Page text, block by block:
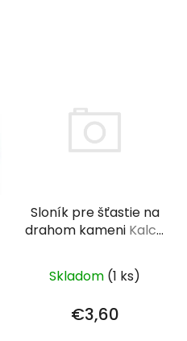
Sloník pre šťastie na
drahom kameni Kalcit
Skladom (1 ks)
€3,60